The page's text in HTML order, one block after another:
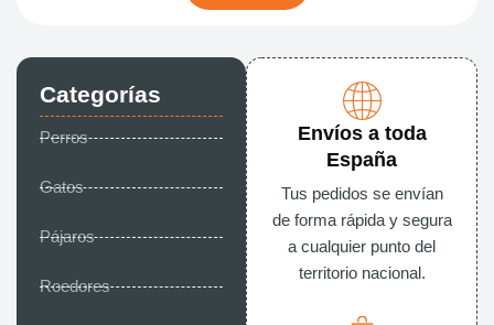
Categorías
Perros
Gatos
Pájaros
Roedores
Envíos a toda
España
Tus pedidos se envían
de forma rápida y segura
a cualquier punto del
territorio nacional.